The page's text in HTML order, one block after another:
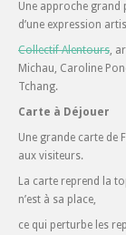
Une approche grand
d’une expression
Collectif Alentours ,
Michau, Caroline
Tchang.
Carte à Déjouer
Une grande carte de
aux visiteurs.
La carte reprend la
n’est à sa place,
ce qui perturbe les